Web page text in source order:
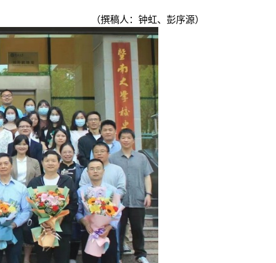
（撰稿人：钟虹、彭序源）